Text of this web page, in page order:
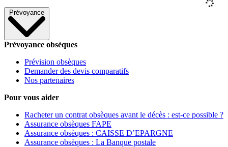
Prévoyance
Prévoyance obsèques
Prévision obsèques
Demander des devis comparatifs
Nos partenaires
Pour vous aider
Racheter un contrat obsèques avant le décès : est-ce possible ?
Assurance obsèques FAPE
Assurance obsèques : CAISSE D’EPARGNE
Assurance obsèques : La Banque postale